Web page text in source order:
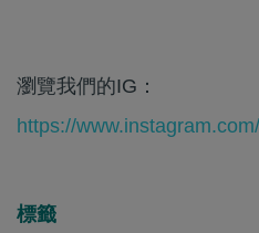
瀏覽我們的IG：
https://
標籤